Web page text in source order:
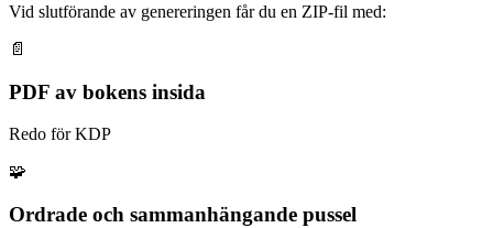
Vid slutförande av genereringen får du en ZIP-fil med:
📄
PDF av bokens insida
Redo för KDP
🧩
Ordrade och sammanhängande pussel